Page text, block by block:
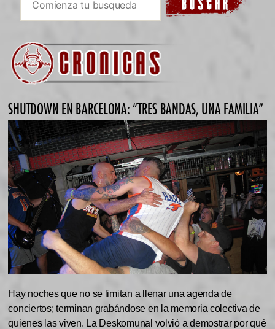
SHUTDOWN EN BARCELONA: “TRES BANDAS, UNA FAMILIA”
Hay noches que no se limitan a llenar una agenda de
conciertos; terminan grabándose en la memoria colectiva de
quienes las viven. La Deskomunal volvió a demostrar por qué